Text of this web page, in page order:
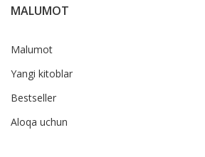
MALUMOT
Malumot
Yangi kitoblar
Bestseller
Aloqa uchun